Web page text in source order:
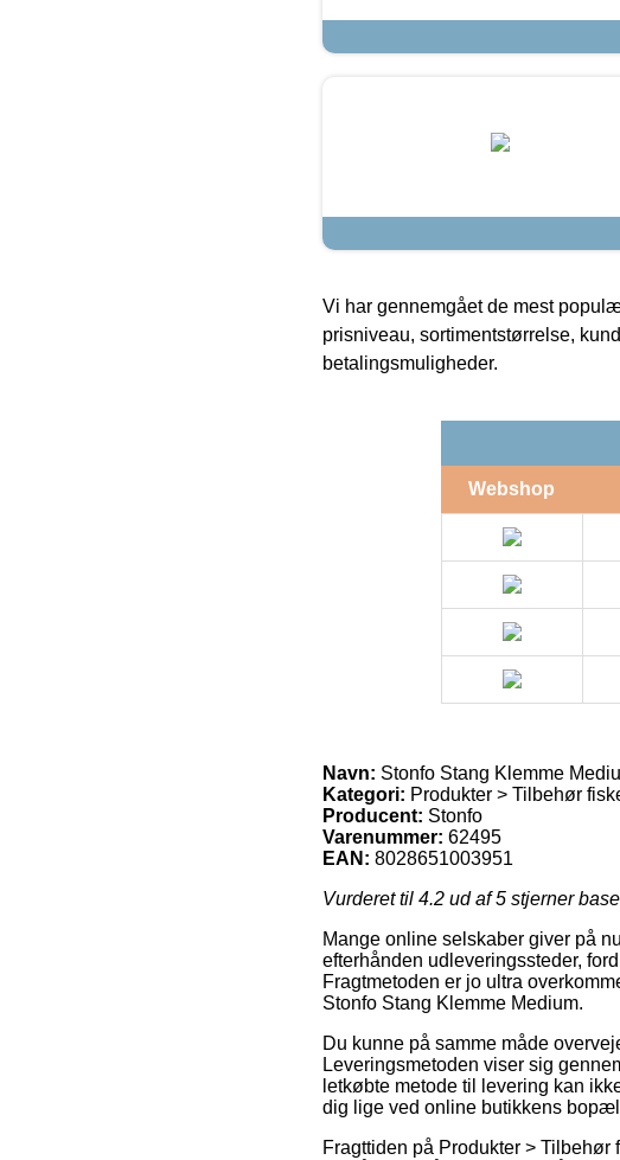
Vi har gennemgået de mest
prisniveau, sortimentstørrelse,
betalingsmuligheder.
Webshop
Navn: Stonfo Stang Klemme
Kategori: Produkter > Tilbehør
Producent: Stonfo
Varenummer: 62495
EAN: 8028651003951
Vurderet til 4.2 ud af 5 stjerner
Mange online selskaber giver på
efterhånden udleveringssteder,
Fragtmetoden er jo ultra
Stonfo Stang Klemme Medium.
Du kunne på samme måde
Leveringsmetoden viser sig
letkøbte metode til levering kan
dig lige ved online butikkens
Fragttiden på Produkter >